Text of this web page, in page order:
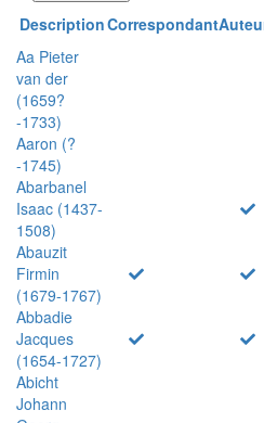
DescriptionCorrespondant
Aa Pieter
van der
(1659?
-1733)
Aaron (?
-1745)
Abarbanel
Isaac (1437-
1508)
Abauzit
Firmin
(1679-1767)
Abbadie
Jacques
(1654-1727)
Abicht
Johann